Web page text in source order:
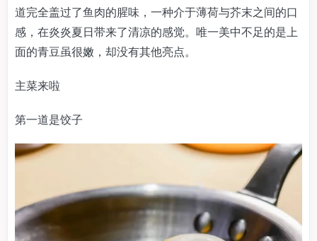
道完全盖过了鱼肉的腥味，一种介于薄荷与芥末之间的口
感，在炎炎夏日带来了清凉的感觉。唯一美中不足的是上
面的青豆虽很嫩，却没有其他亮点。
主菜来啦
第一道是饺子